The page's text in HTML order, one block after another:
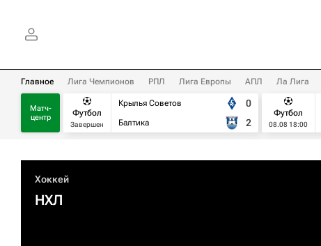
Главное Лига Чемпионов РПЛ Лига Европы АПЛ Ла Лига
Матч-
центр
Футбол
Завершен
Крылья Советов
Балтика
0
2
Футбол
08.08 18:00
Хоккей
НХЛ